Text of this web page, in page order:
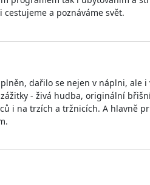
a poznáváme svět.
dařilo se nejen v náplni, ale
- živá hudba, originální
i na trzích a tržnicích. A hlavně